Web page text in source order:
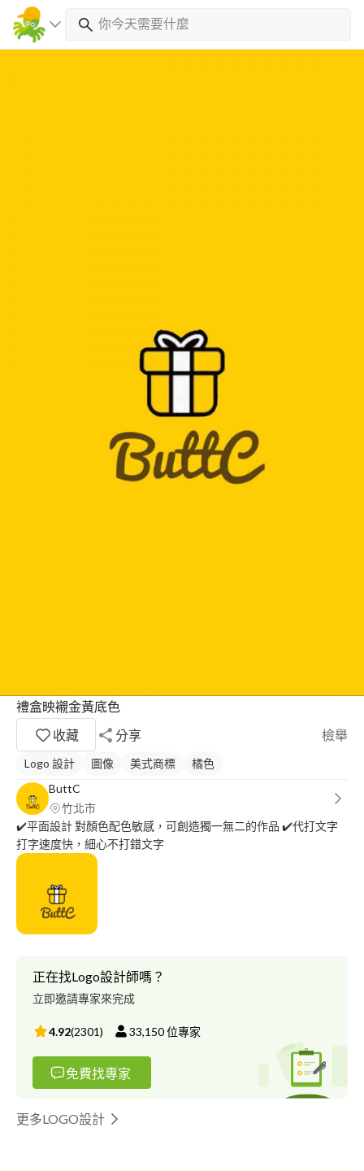
禮盒映襯金黃底色
收藏
分享 檢舉
Logo 設計 圖像 美式商標
橘色
ButtC
竹北市
✔️平面設計 對顏色配色敏感，可創造獨一無二的作品 ✔️代打文字
打字速度快，細心不打錯文字
正在找Logo設計師嗎？
立即邀請專家來完成
4.92(2301) 33,150位專家
免費找專家
更多LOGO設計